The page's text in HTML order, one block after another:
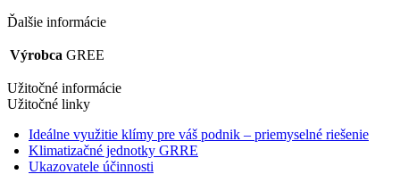
Ďalšie informácie
Výrobca GREE
Užitočné informácie
Užitočné linky
Ideálne využitie klímy pre váš podnik – priemyselné riešenie
Klimatizačné jednotky GRRE
Ukazovatele účinnosti